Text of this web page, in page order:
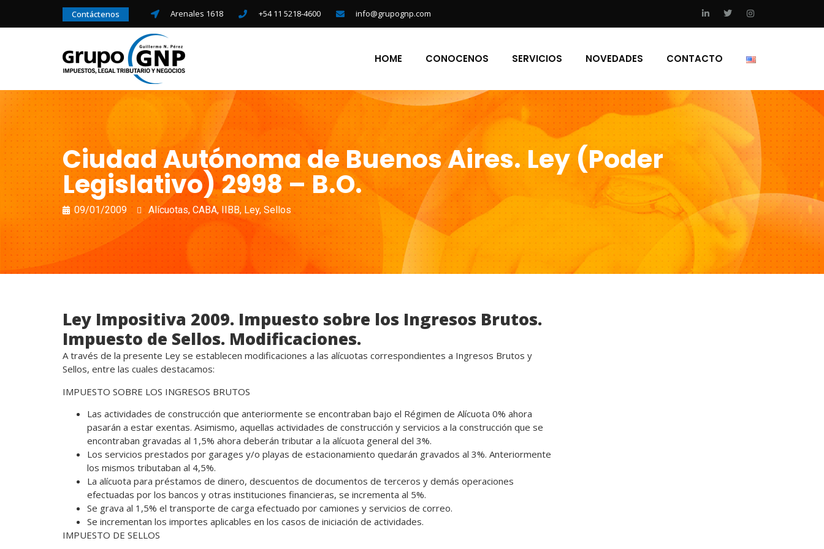
Contáctenos Arenales 1618 +54 11 5218-4600 info@grupognp.com
HOME CONOCENOS SERVICIOS NOVEDADES CONTACTO
Ciudad Autónoma de Buenos Aires. Ley (Poder
Legislativo) 2998 – B.O.
09/01/2009 Alícuotas, CABA,IIBB, Ley, Sellos
Ley Impositiva 2009. Impuesto sobre los Ingresos Brutos.
Impuesto de Sellos. Modificaciones.
A través de la presente Ley se establecen modificaciones a las alícuotas correspondientes a Ingresos Brutos y
Sellos, entre las cuales destacamos:
IMPUESTO SOBRE LOS INGRESOS BRUTOS
Las actividades de construcción que anteriormente se encontraban bajo el Régimen de Alícuota 0% ahora
pasarán a estar exentas. Asimismo, aquellas actividades de construcción y servicios a la construcción que se
encontraban gravadas al 1,5% ahora deberán tributar a la alícuota general del 3%.
Los servicios prestados por garages y/o playas de estacionamiento quedarán gravados al 3%. Anteriormente
los mismos tributaban al 4,5%.
La alícuota para préstamos de dinero, descuentos de documentos de terceros y demás operaciones
efectuadas por los bancos y otras instituciones financieras, se incrementa al 5%.
Se grava al 1,5% el transporte de carga efectuado por camiones y servicios de correo.
Se incrementan los importes aplicables en los casos de iniciación de actividades.
IMPUESTO DE SELLOS